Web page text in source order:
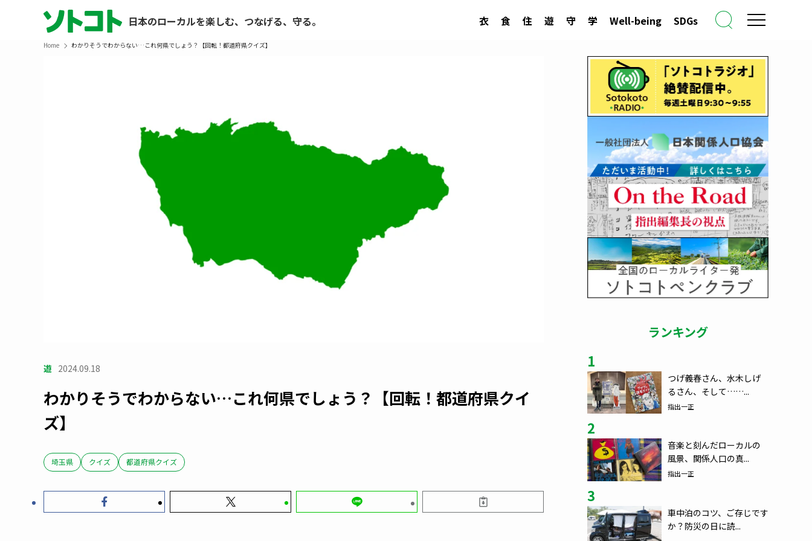
日本のローカルを楽しむ、つなげる、守る。 衣 食 住 遊 守 学 Well-being SDGs
Home わかりそうでわからない…これ何県でしょう？【回転！都道府県クイズ】
遊 2024.09.18
わかりそうでわからない…これ何県でしょう？【回転！都道府県クイ
ズ】
埼玉県 クイズ 都道府県クイズ
ランキング
1
つげ義春さん、水木しげ
るさん、そして……...
指出一正
2
音楽と刻んだローカルの
風景、関係人口の真...
指出一正
3
車中泊のコツ、ご存じです
か？防災の日に読...